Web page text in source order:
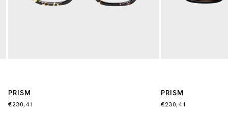
PRISM
€230,41
PRISM
€230,41